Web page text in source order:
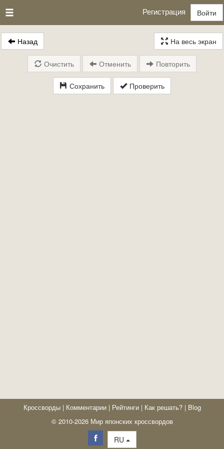
Регистрация Войти
Назад На весь экран
Сохранить Проверить
Очистить Отменить Повторить
Кроссворды | Комментарии | Рейтинги | Как решать? | Blog
© 2010-2026 Мир японских кроссвордов
RU